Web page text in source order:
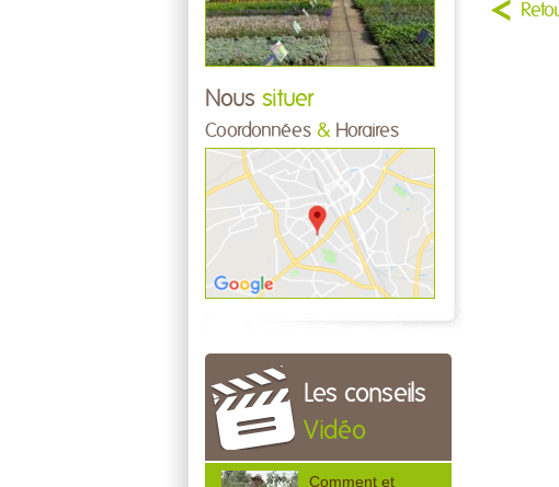
Nous situer
Coordonnées & Horaires
Les conseils
Vidéo
Comment et